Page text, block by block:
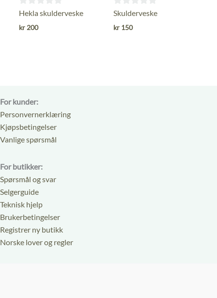
0
ut
Hekla skulderveske
kr 200
0
ut
Skulderveske
kr 150
For kunder:
Personvernerklæring
Kjøpsbetingelser
Vanlige spørsmål
For butikker:
Spørsmål og svar
Selgerguide
Teknisk hjelp
Brukerbetingelser
Registrer ny butikk
Norske lover og regler